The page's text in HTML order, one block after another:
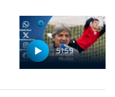
51:59